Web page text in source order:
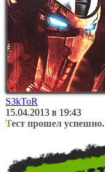
S3kToR
15.04.2013 в 19:43
Тест прошел успешно.